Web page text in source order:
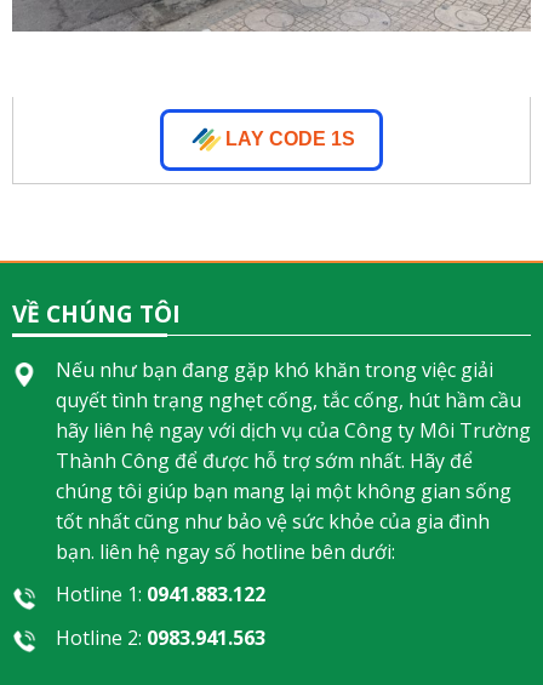
LAY CODE 1S
VỀ CHÚNG TÔI
Nếu như bạn đang gặp khó khăn trong việc giải
quyết tình trạng nghẹt cống, tắc cống, hút hầm cầu
hãy liên hệ ngay với dịch vụ của Công ty Môi Trường
Thành Công để được hỗ trợ sớm nhất. Hãy để
chúng tôi giúp bạn mang lại một không gian sống
tốt nhất cũng như bảo vệ sức khỏe của gia đình
bạn. liên hệ ngay số hotline bên dưới:
Hotline 1: 0941.883.122
Hotline 2: 0983.941.563